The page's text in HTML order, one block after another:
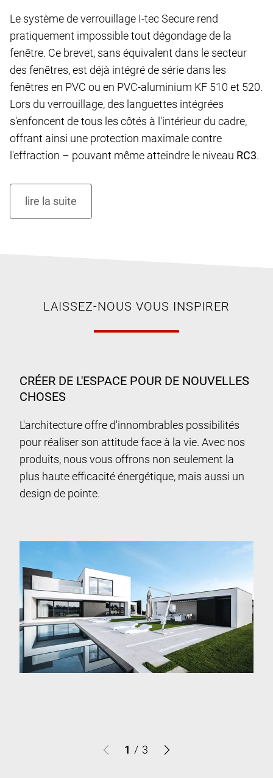
Le système de verrouillage I-tec Secure rend
pratiquement impossible tout dégondage de la
fenêtre. Ce brevet, sans équivalent dans le secteur
des fenêtres, est déjà intégré de série dans les
fenêtres en PVC ou en PVC-aluminium KF 510 et 520.
Lors du verrouillage, des languettes intégrées
s'enfoncent de tous les côtés à l'intérieur du cadre,
offrant ainsi une protection maximale contre
l'effraction – pouvant même atteindre le niveau RC3.
LAISSEZ-NOUS VOUS INSPIRER
CRÉER DE L'ESPACE POUR DE NOUVELLES
CHOSES
L'architecture offre d'innombrables possibilités
pour réaliser son attitude face à la vie. Avec nos
produits, nous vous offrons non seulement la
plus haute efficacité énergétique, mais aussi un
design de pointe.
1 / 3